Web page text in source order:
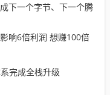
下一个字节、下一个腾
响6倍利润 想赚100倍
完成全栈升级